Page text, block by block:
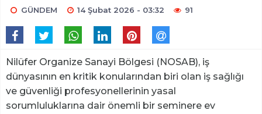
GÜNDEM 14 Şubat 2026 - 03:32 91
Nilüfer Organize Sanayi Bölgesi (NOSAB), iş
dünyasının en kritik konularından biri olan iş sağlığı
ve güvenliği profesyonellerinin yasal
sorumluluklarına dair önemli bir seminere ev